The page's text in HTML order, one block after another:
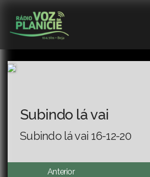
Subindo lá vai
Subindo lá vai 16-12-20
Anterior